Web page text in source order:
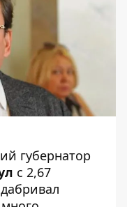
губернатор
с 2,67